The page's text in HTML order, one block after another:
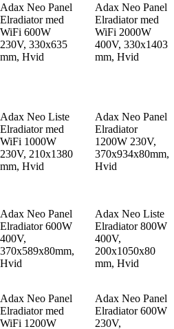
Adax Neo Panel
Elradiator med
WiFi 600W
230V, 330x635
mm, Hvid
Adax Neo Panel
Elradiator med
WiFi 2000W
400V, 330x1403
mm, Hvid
Adax Neo Liste
Elradiator med
WiFi 1000W
230V, 210x1380
mm, Hvid
Adax Neo Panel
Elradiator
1200W 230V,
370x934x80mm,
Hvid
Adax Neo Panel
Elradiator 600W
400V,
370x589x80mm,
Hvid
Adax Neo Liste
Elradiator 800W
400V,
200x1050x80
mm, Hvid
Adax Neo Panel
Elradiator med
WiFi 1200W
Adax Neo Panel
Elradiator 600W
230V,